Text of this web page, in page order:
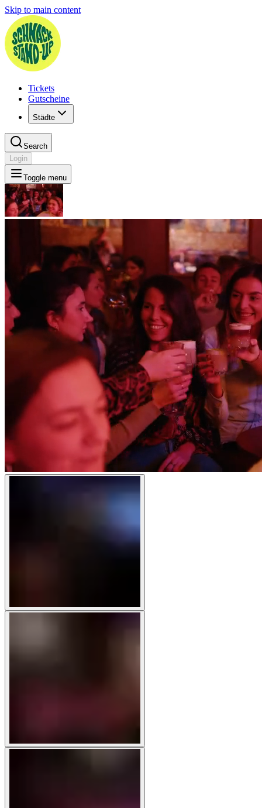
Skip to main content
Tickets
Gutscheine
Städte
Search
Login
Toggle menu